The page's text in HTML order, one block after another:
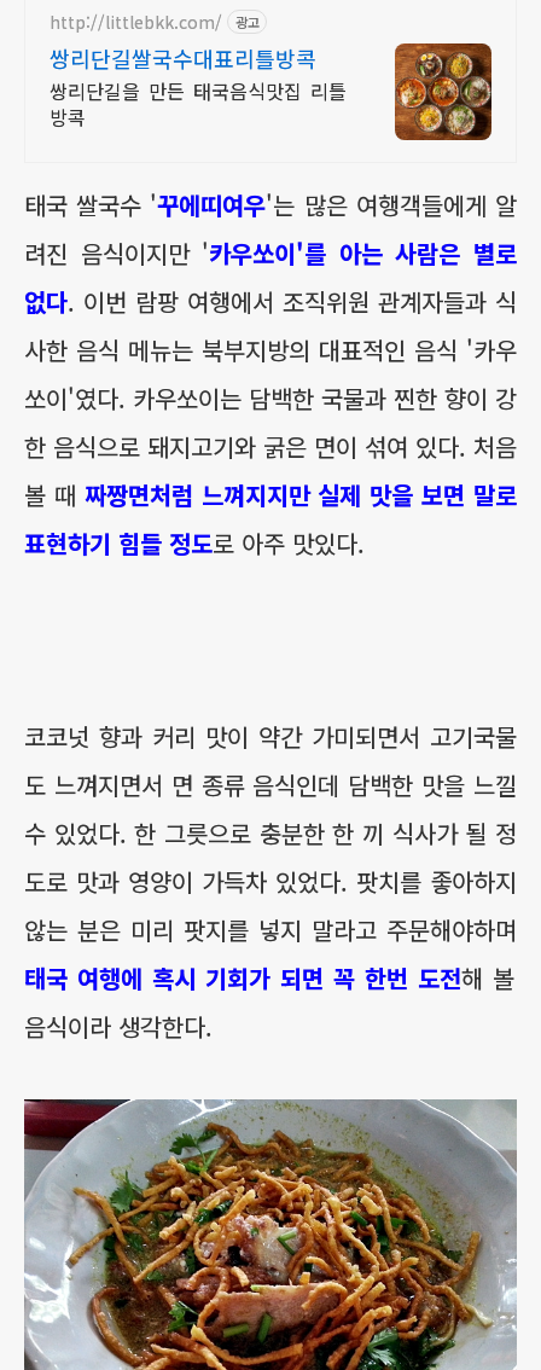
http://littlebkk.com/ 광고
쌍리단길쌀국수대표리틀방콕
쌍리단길을 만든 태국음식맛집 리틀
방콕
태국 쌀국수 '꾸에띠여우'는 많은 여행객들에게 알
려진 음식이지만 '카우쏘이'를 아는 사람은 별로
없다. 이번 람팡 여행에서 조직위원 관계자들과 식
사한 음식 메뉴는 북부지방의 대표적인 음식 '카우
쏘이'였다. 카우쏘이는 담백한 국물과 찐한 향이 강
한 음식으로 돼지고기와 굵은 면이 섞여 있다. 처음
볼 때 짜짱면처럼 느껴지지만 실제 맛을 보면 말로
표현하기 힘들 정도로 아주 맛있다.
코코넛 향과 커리 맛이 약간 가미되면서 고기국물
도 느껴지면서 면 종류 음식인데 담백한 맛을 느낄
수 있었다. 한 그릇으로 충분한 한 끼 식사가 될 정
도로 맛과 영양이 가득차 있었다. 팟치를 좋아하지
않는 분은 미리 팟지를 넣지 말라고 주문해야하며
태국 여행에 혹시 기회가 되면 꼭 한번 도전해 볼
음식이라 생각한다.